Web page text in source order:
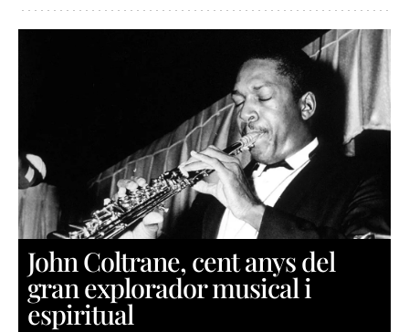
John Coltrane, cent anys del
gran explorador musical i
espiritual